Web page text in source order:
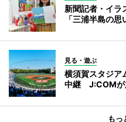
新聞記者・イ
「三浦半島の思
見る・遊ぶ
横須賀スタジア
中継 J:COMが
もっ